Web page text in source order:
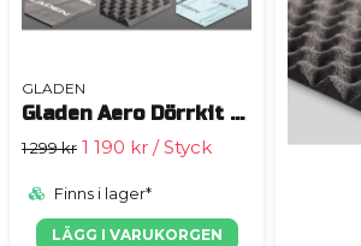
GLADEN
Gladen Aero Dörrkit proffesionell
1 299 kr 1 190 kr / Styck
Finns i lager*
LÄGG I VARUKORGEN